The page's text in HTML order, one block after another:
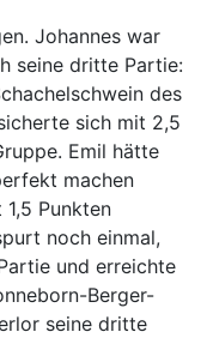
Johannes war
seine dritte Partie:
des
sich mit 2,5
Emil hätte
machen
Punkten
noch einmal,
und erreichte
Berger-
seine dritte